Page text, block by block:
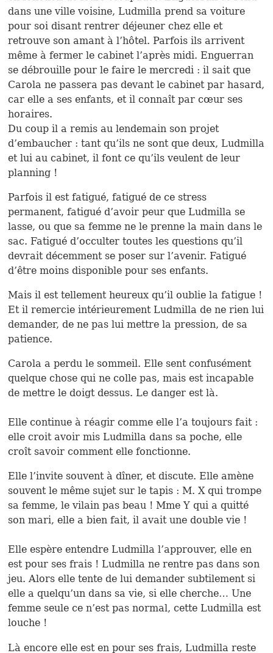
dans une ville voisine, Ludmilla prend sa voiture
pour soi disant rentrer déjeuner chez elle et
retrouve son amant à l’hôtel. Parfois ils arrivent
même à fermer le cabinet l’après midi. Enguerran
se débrouille pour le faire le mercredi : il sait que
Carola ne passera pas devant le cabinet par hasard,
car elle a ses enfants, et il connaît par cœur ses
horaires.
Du coup il a remis au lendemain son projet
d’embaucher : tant qu’ils ne sont que deux, Ludmilla
et lui au cabinet, il font ce qu’ils veulent de leur
planning !
Parfois il est fatigué, fatigué de ce stress
permanent, fatigué d’avoir peur que Ludmilla se
lasse, ou que sa femme ne le prenne la main dans le
sac. Fatigué d’occulter toutes les questions qu’il
devrait décemment se poser sur l’avenir. Fatigué
d’être moins disponible pour ses enfants.
Mais il est tellement heureux qu’il oublie la fatigue !
Et il remercie intérieurement Ludmilla de ne rien lui
demander, de ne pas lui mettre la pression, de sa
patience.
Carola a perdu le sommeil. Elle sent confusément
quelque chose qui ne colle pas, mais est incapable
de mettre le doigt dessus. Le danger est là.
Elle continue à réagir comme elle l’a toujours fait :
elle croit avoir mis Ludmilla dans sa poche, elle
croît savoir comment elle fonctionne.
Elle l’invite souvent à dîner, et discute. Elle amène
souvent le même sujet sur le tapis : M. X qui trompe
sa femme, le vilain pas beau ! Mme Y qui a quitté
son mari, elle a bien fait, il avait une double vie !
Elle espère entendre Ludmilla l’approuver, elle en
est pour ses frais ! Ludmilla ne rentre pas dans son
jeu. Alors elle tente de lui demander subtilement si
elle a quelqu’un dans sa vie, si elle cherche… Une
femme seule ce n’est pas normal, cette Ludmilla est
louche !
Là encore elle est en pour ses frais, Ludmilla reste